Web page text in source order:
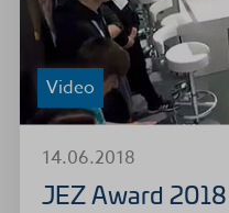
Video
14.06.2018
JEZ Award